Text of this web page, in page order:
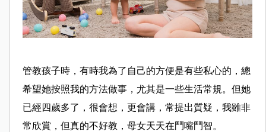
管教孩子時，有時我為了自己的方便是有些私心的，總
希望她按照我的方法做事，尤其是一些生活常規。但她
已經四歲多了，很會想，更會講，常提出質疑，我雖非
常欣賞，但真的不好教，母女天天在鬥嘴鬥智。